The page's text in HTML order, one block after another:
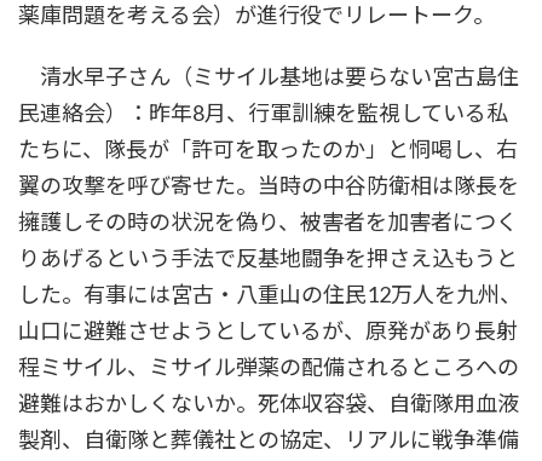
薬庫問題を考える会）が進行役でリレートーク。
清水早子さん（ミサイル基地は要らない宮古島住
民連絡会）：昨年8月、行軍訓練を監視している私
たちに、隊長が「許可を取ったのか」と恫喝し、右
翼の攻撃を呼び寄せた。当時の中谷防衛相は隊長を
擁護しその時の状況を偽り、被害者を加害者につく
りあげるという手法で反基地闘争を押さえ込もうと
した。有事には宮古・八重山の住民12万人を九州、
山口に避難させようとしているが、原発があり長射
程ミサイル、ミサイル弾薬の配備されるところへの
避難はおかしくないか。死体収容袋、自衛隊用血液
製剤、自衛隊と葬儀社との協定、リアルに戦争準備